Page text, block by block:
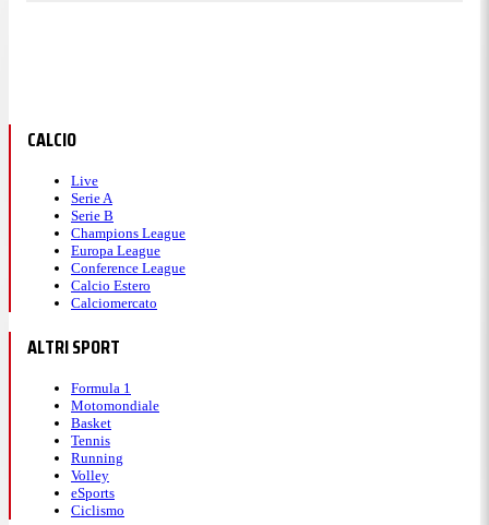
CALCIO
Live
Serie A
Serie B
Champions League
Europa League
Conference League
Calcio Estero
Calciomercato
ALTRI SPORT
Formula 1
Motomondiale
Basket
Tennis
Running
Volley
eSports
Ciclismo